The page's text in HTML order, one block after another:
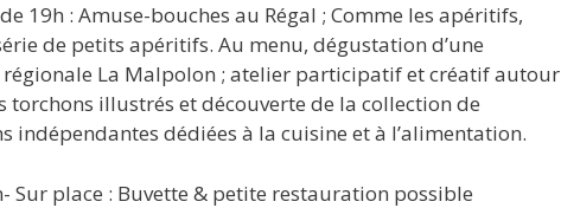
19h : Amuse-bouches au Régal ; Comme les apéritifs,
de petits apéritifs. Au menu, dégustation d’une
régionale La Malpolon ; atelier participatif et créatif autour
torchons illustrés et découverte de la collection de
indépendantes dédiées à la cuisine et à l’alimentation.
Sur place : Buvette & petite restauration possible